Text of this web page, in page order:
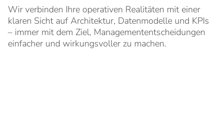
Wir verbinden Ihre operativen Realitäten mit einer
klaren Sicht auf Architektur, Datenmodelle und KPIs
– immer mit dem Ziel, Managemententscheidungen
einfacher und wirkungsvoller zu machen.